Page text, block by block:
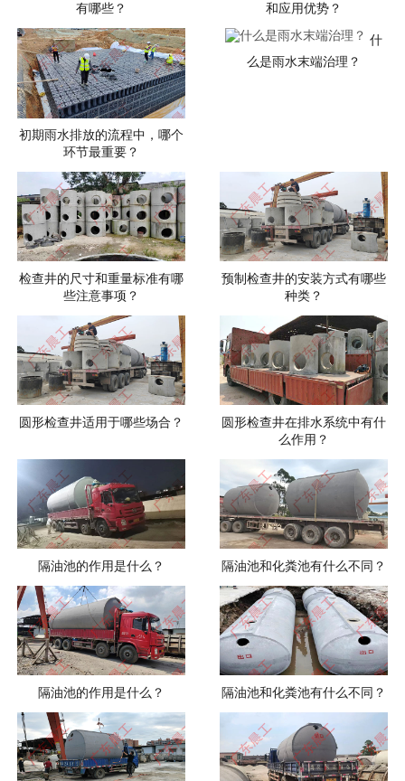
有哪些？
和应用优势？
初期雨水排放的流程中，哪个
环节最重要？
什
么是雨水末端治理？
检查井的尺寸和重量标准有哪
些注意事项？
预制检查井的安装方式有哪些
种类？
圆形检查井适用于哪些场合？
圆形检查井在排水系统中有什
么作用？
隔油池的作用是什么？ 隔油池和化粪池有什么不同？
隔油池的作用是什么？ 隔油池和化粪池有什么不同？